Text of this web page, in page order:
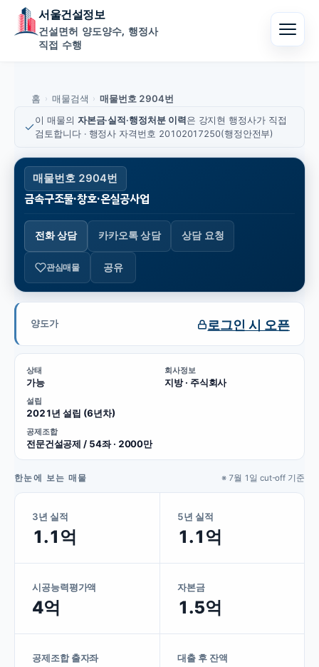
서울건설정보
건설면허 양도양수, 행정사
직접 수행
홈 › 매물검색 › 매물번호 2904번
이 매물의 자본금·실적·행정처분 이력 은 강지현 행정사가 직접
검토합니다 · 행정사 자격번호 20102017250(행정안전부)
매물번호 2904번
금속구조물·창호·온실공사업
전화 상담 카카오톡 상담 상담 요청
관심매물 공유
양도가 로그인 시 오픈
상태
가능
회사정보
지방 · 주식회사
설립
2021년 설립 (6년차)
공제조합
전문건설공제 / 54좌 · 2000만
한눈에 보는 매물 ※ 7월 1일 cut-off 기준
3년 실적
1.1억
5년 실적
1.1억
시공능력평가액
4억
자본금
1.5억
공제조합 출자좌 대출 후 잔액